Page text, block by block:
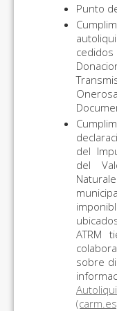
Punto
del
del
ATRM
sobre